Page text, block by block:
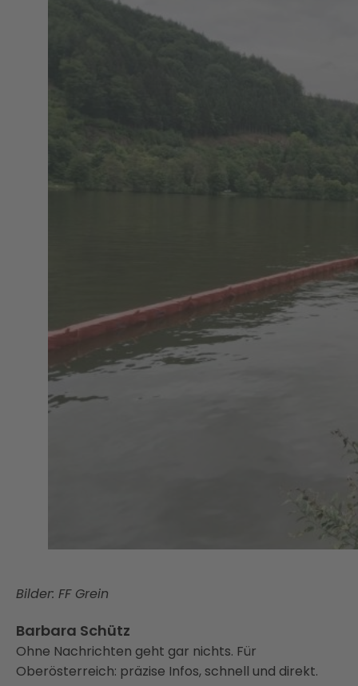
Bilder: FF Grein
Barbara Schütz
Ohne Nachrichten geht gar nichts. Für
Oberösterreich: präzise Infos, schnell und direkt.